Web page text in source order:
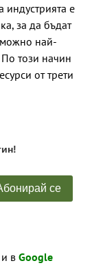
индустрията е
за да бъдат
най-
този начин
от трети
в Google